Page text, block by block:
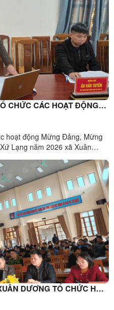
CHỨC CÁC HOẠT ĐỘNG
NGỌ VÀ THAM GIA LỄ
hoạt động Mừng Đảng, Mừng
Lạng năm 2026 xã Xuân
chí Hoàng Văn Đạt, Phó Chủ
và các thành viên Ban Tổ ...
DƯƠNG TỔ CHỨC HỘI
2025